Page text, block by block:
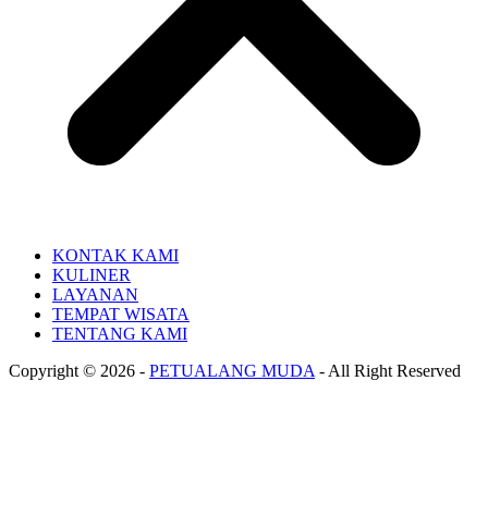
KONTAK KAMI
KULINER
LAYANAN
TEMPAT WISATA
TENTANG KAMI
Copyright © 2026 - PETUALANG MUDA - All Right Reserved